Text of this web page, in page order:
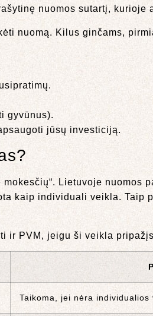
nuomos sutartį, kurioje
nuomą. Kilus ginčams,
gyvūnus).
jūsų investiciją.
Lietuvoje nuomos
kaip individuali veikla. Taip
ir PVM, jeigu ši veikla
Taikoma, jei nėra